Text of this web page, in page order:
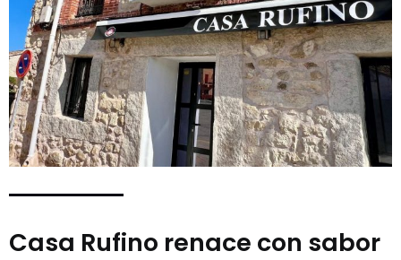
Casa Rufino renace con sabor